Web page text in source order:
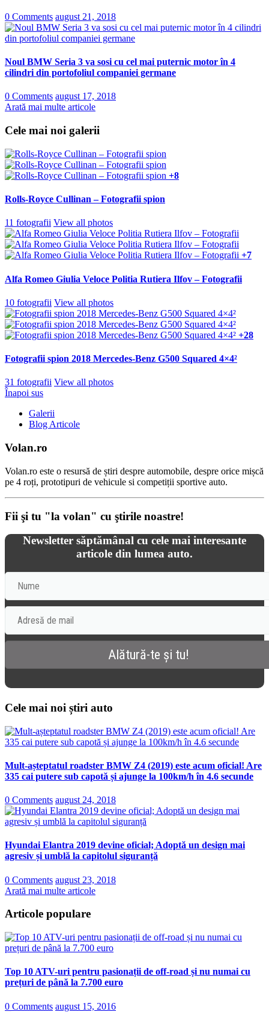
0 Comments august 21, 2018
Noul BMW Seria 3 va sosi cu cel mai puternic motor în 4
cilindri din portofoliul companiei germane
0 Comments august 17, 2018
Arată mai multe articole
Cele mai noi galerii
+8
Rolls-Royce Cullinan – Fotografii spion
11 fotografii View all photos
+7
Alfa Romeo Giulia Veloce Politia Rutiera Ilfov – Fotografii
10 fotografii View all photos
+28
Fotografii spion 2018 Mercedes-Benz G500 Squared 4×4²
31 fotografii View all photos
Înapoi sus
Galerii
Blog Articole
Volan.ro
Volan.ro este o resursă de știri despre automobile, despre orice mișcă
pe 4 roți, prototipuri de vehicule si competiții sportive auto.
Fii şi tu "la volan" cu ştirile noastre!
Newsletter săptămânal cu cele mai interesante
articole din lumea auto.
Cele mai noi știri auto
Mult-așteptatul roadster BMW Z4 (2019) este acum oficial! Are
335 cai putere sub capotă și ajunge la 100km/h în 4.6 secunde
0 Comments august 24, 2018
Hyundai Elantra 2019 devine oficial; Adoptă un design mai
agresiv și umblă la capitolul siguranță
0 Comments august 23, 2018
Arată mai multe articole
Articole populare
Top 10 ATV-uri pentru pasionații de off-road și nu numai cu
prețuri de până la 7.700 euro
0 Comments august 15, 2016